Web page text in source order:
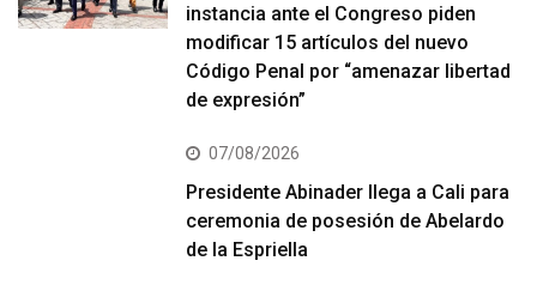
instancia ante el Congreso piden
modificar 15 artículos del nuevo
Código Penal por “amenazar libertad
de expresión”
07/08/2026
Presidente Abinader llega a Cali para
ceremonia de posesión de Abelardo
de la Espriella